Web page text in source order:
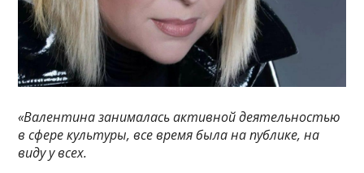
«Валентина занималась активной деятельностью
в сфере культуры, все время была на публике, на
виду у всех.